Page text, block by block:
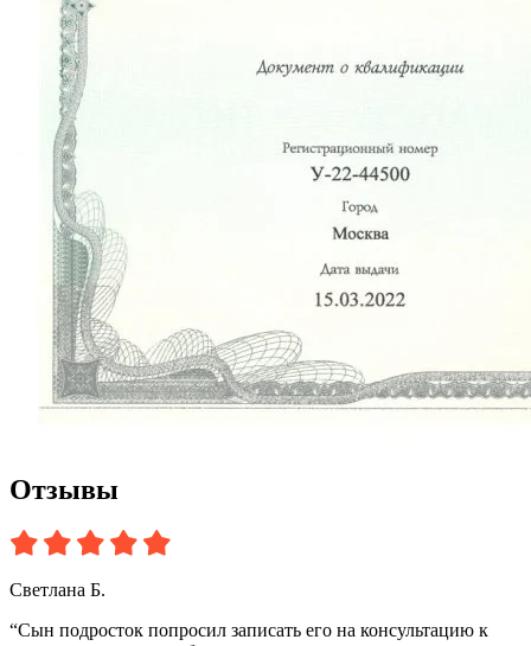
Отзывы
Светлана Б.
“Сын подросток попросил записать его на консультацию к